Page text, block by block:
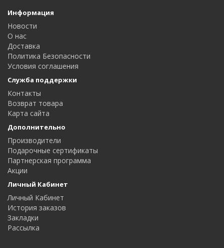
Информация
Новости
О нас
Доставка
Политика Безопасности
Условия соглашения
Служба поддержки
Контакты
Возврат товара
Карта сайта
Дополнительно
Производители
Подарочные сертификаты
Партнерская программа
Акции
Личный Кабинет
Личный Кабинет
История заказов
Закладки
Рассылка